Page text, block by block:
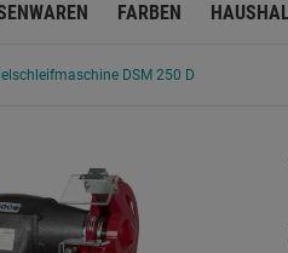
FARBEN
DSM 250 D